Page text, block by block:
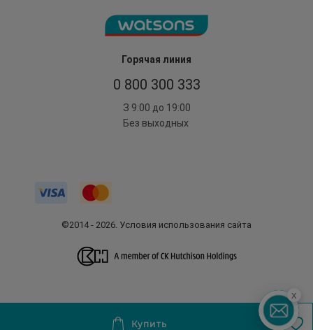
Горячая линия
0 800 300 333
З 9:00 до 19:00
Без выходных
©2014 - 2026. Условия использования сайта
x